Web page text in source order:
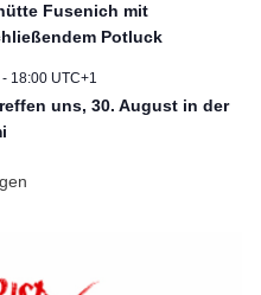
Fusenich mit
Potluck
- 18:00 UTC+1
uns, 30. August in der